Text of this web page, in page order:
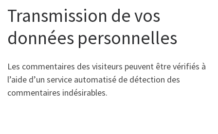
Transmission de vos
données personnelles
Les commentaires des visiteurs peuvent être vérifiés à
l’aide d’un service automatisé de détection des
commentaires indésirables.